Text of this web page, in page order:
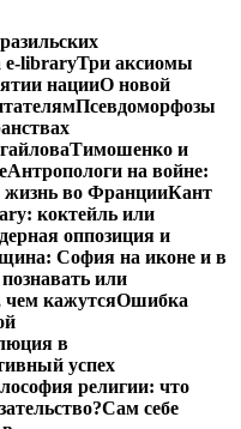
e-libraryТри аксиомы
нацииО новой
Псевдоморфозы
Тимошенко и
Антропологи на войне:
жизнь во ФранцииКант
коктейль или
оппозиция и
София на иконе и в
или
чем кажутсяОшибка
в
успех
религии: что
Сам себе